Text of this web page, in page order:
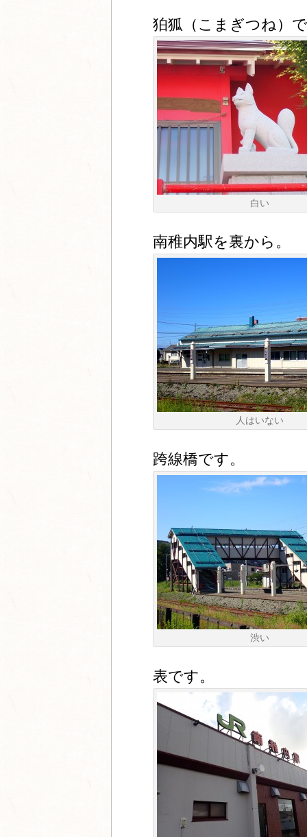
狛狐（こまぎつね）
白い
南稚内駅を裏から。
人はいない
跨線橋です。
渋い
表です。